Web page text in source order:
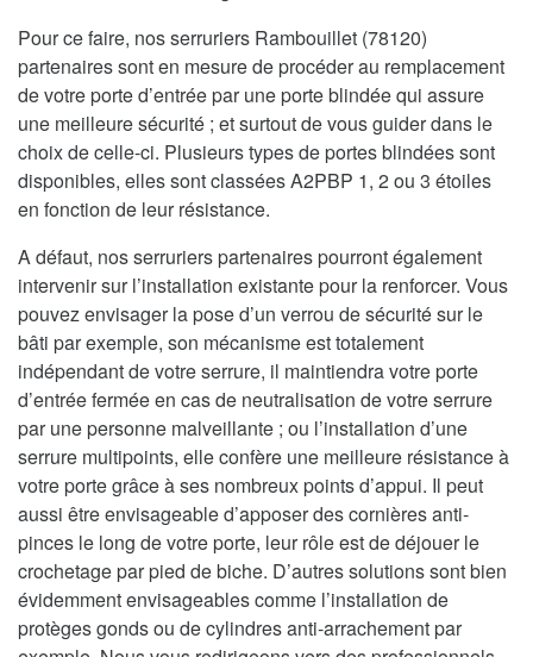
Pour ce faire, nos serruriers Rambouillet (78120)
partenaires sont en mesure de procéder au remplacement
de votre porte d’entrée par une porte blindée qui assure
une meilleure sécurité ; et surtout de vous guider dans le
choix de celle-ci. Plusieurs types de portes blindées sont
disponibles, elles sont classées A2PBP 1, 2 ou 3 étoiles
en fonction de leur résistance.
A défaut, nos serruriers partenaires pourront également
intervenir sur l’installation existante pour la renforcer. Vous
pouvez envisager la pose d’un verrou de sécurité sur le
bâti par exemple, son mécanisme est totalement
indépendant de votre serrure, il maintiendra votre porte
d’entrée fermée en cas de neutralisation de votre serrure
par une personne malveillante ; ou l’installation d’une
serrure multipoints, elle confère une meilleure résistance à
votre porte grâce à ses nombreux points d’appui. Il peut
aussi être envisageable d’apposer des cornières anti-
pinces le long de votre porte, leur rôle est de déjouer le
crochetage par pied de biche. D’autres solutions sont bien
évidemment envisageables comme l’installation de
protèges gonds ou de cylindres anti-arrachement par